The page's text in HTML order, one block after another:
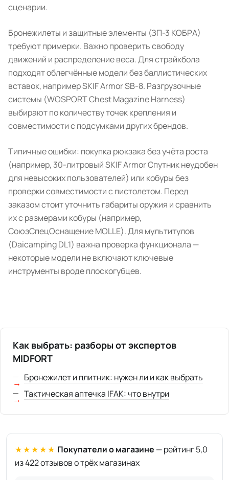
сценарии.
Бронежилеты и защитные элементы (ЗП-3 КОБРА)
требуют примерки. Важно проверить свободу
движений и распределение веса. Для страйкбола
подходят облегчённые модели без баллистических
вставок, например SKIF Armor SB-8. Разгрузочные
системы (WOSPORT Chest Magazine Harness)
выбирают по количеству точек крепления и
совместимости с подсумками других брендов.
Типичные ошибки: покупка рюкзака без учёта роста
(например, 30-литровый SKIF Armor Спутник неудобен
для невысоких пользователей) или кобуры без
проверки совместимости с пистолетом. Перед
заказом стоит уточнить габариты оружия и сравнить
их с размерами кобуры (например,
СоюзСпецОснащение MOLLE). Для мультитулов
(Daicamping DL1) важна проверка функционала —
некоторые модели не включают ключевые
инструменты вроде плоскогубцев.
Как выбрать: разборы от экспертов
MIDFORT
Бронежилет и плитник: нужен ли и как выбрать
Тактическая аптечка IFAK: что внутри
★★★★★ Покупатели о магазине — рейтинг 5,0
из 422 отзывов о трёх магазинах